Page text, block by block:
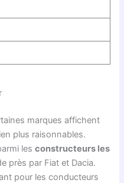
marques affichent
plus raisonnables.
lesconstructeurs les
près par Fiat et Dacia.
pour les conducteurs